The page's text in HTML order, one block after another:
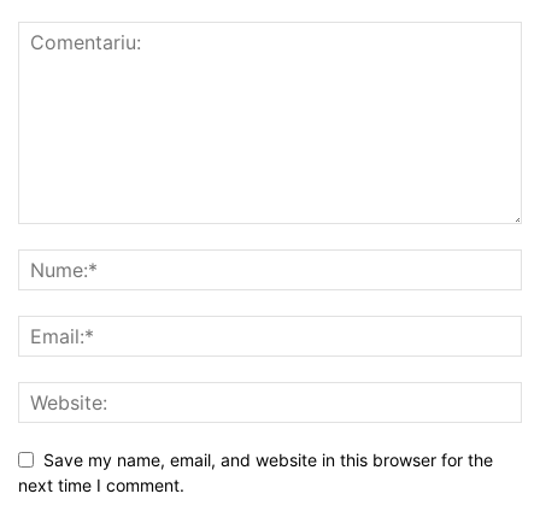
Save my name, email, and website in this browser for the
next time I comment.